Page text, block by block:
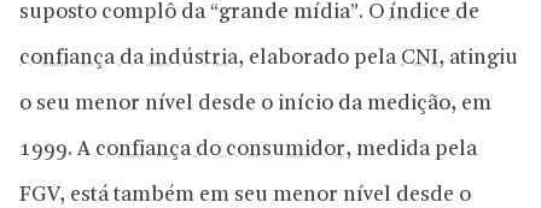
suposto complô da “grande mídia”. O índice de
confiança da indústria, elaborado pela CNI, atingiu
o seu menor nível desde o início da medição, em
1999. A confiança do consumidor, medida pela
FGV, está também em seu menor nível desde o